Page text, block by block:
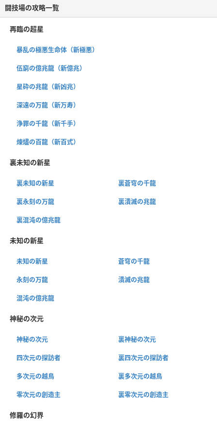
闘技場の攻略一覧
再臨の超星
暴乱の極悪生命体（新極悪）
伍窮の億兆龍（新億兆）
星砕の兆龍（新凶兆）
深遠の万龍（新万寿）
浄罪の千龍（新千手）
煉燼の百龍（新百式）
裏未知の新星
裏未知の新星 裏蒼穹の千龍
裏永刻の万龍 裏潰滅の兆龍
裏混沌の億兆龍
未知の新星
未知の新星 蒼穹の千龍
永刻の万龍 潰滅の兆龍
混沌の億兆龍
神秘の次元
神秘の次元 裏神秘の次元
四次元の探訪者 裏四次元の探訪者
多次元の越鳥 裏多次元の越鳥
零次元の創造主 裏零次元の創造主
修羅の幻界